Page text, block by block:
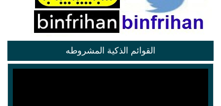
القوائم الذكية المشروطه